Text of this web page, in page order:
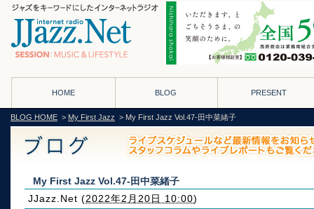
HOME BLOG PRESENT
BLOG HOME > My First Jazz > My First Jazz Vol.47-田中菜緒子
My First Jazz Vol.47-田中菜緒子
JJazz.Net (2022年2月20日 10:00)